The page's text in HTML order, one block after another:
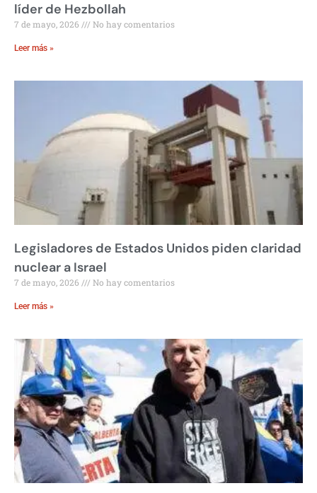
líder de Hezbollah
7 de mayo, 2026 No hay comentarios
Leer más »
Legisladores de Estados Unidos piden claridad
nuclear a Israel
7 de mayo, 2026 No hay comentarios
Leer más »